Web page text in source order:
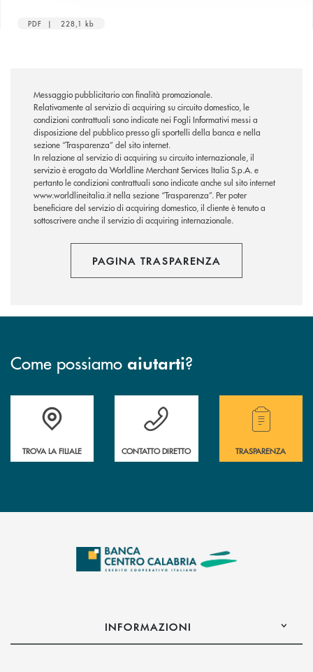
PDF | 228,1 kb
Messaggio pubblicitario con finalità promozionale.
Relativamente al servizio di acquiring su circuito domestico, le
condizioni contrattuali sono indicate nei Fogli Informativi messi a
disposizione del pubblico presso gli sportelli della banca e nella
sezione “Trasparenza” del sito internet.
In relazione al servizio di acquiring su circuito internazionale, il
servizio è erogato da Worldline Merchant Services Italia S.p.A. e
pertanto le condizioni contrattuali sono indicate anche sul sito internet
www.worldlineitalia.it nella sezione “Trasparenza”. Per poter
beneficiare del servizio di acquiring domestico, il cliente è tenuto a
sottoscrivere anche il servizio di acquiring internazionale.
PAGINA TRASPARENZA
Come possiamo aiutarti?
Accedi all' elenco completo delle filiali .
TROVA LA FILIALE
Hai bisogno di assistenza immediata ?
CONTATTO DIRETTO
Hai bisogno di
TRASPARENZA
INFORMAZIONI